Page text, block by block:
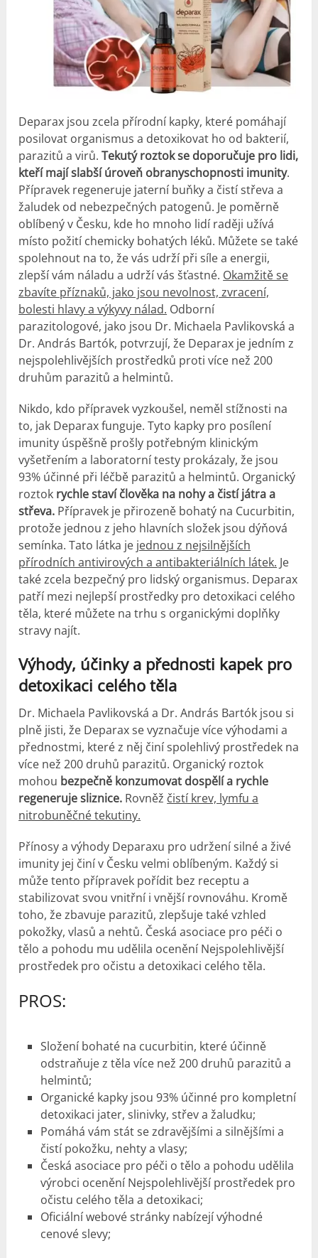
Deparax jsou zcela přírodní kapky, které pomáhají
posilovat organismus a detoxikovat ho od bakterií,
parazitů a virů.Tekutý roztok se doporučuje pro lidi,
kteří mají slabší úroveň obranyschopnosti imunity.
Přípravek regeneruje jaterní buňky a čistí střeva a
žaludek od nebezpečných patogenů. Je poměrně
oblíbený v Česku, kde ho mnoho lidí raději užívá
místo požití chemicky bohatých léků. Můžete se také
spolehnout na to, že vás udrží při síle a energii,
zlepší vám náladu a udrží vás šťastné. Okamžitě se
zbavíte příznaků, jako jsou nevolnost, zvracení,
bolesti hlavy a výkyvy nálad. Odborní
parazitologové, jako jsou Dr. Michaela Pavlikovská a
Dr. András Bartók, potvrzují, že Deparax je jedním z
nejspolehlivějších prostředků proti více než 200
druhům parazitů a helmintů.
Nikdo, kdo přípravek vyzkoušel, neměl stížnosti na
to, jak Deparax funguje. Tyto kapky pro posílení
imunity úspěšně prošly potřebným klinickým
vyšetřením a laboratorní testy prokázaly, že jsou
93% účinné při léčbě parazitů a helmintů. Organický
roztok rychle staví člověka na nohy a čistí játra a
střeva. Přípravek je přirozeně bohatý na Cucurbitin,
protože jednou z jeho hlavních složek jsou dýňová
semínka. Tato látka je jednou z nejsilnějších
přírodních antivirových a antibakteriálních látek. Je
také zcela bezpečný pro lidský organismus. Deparax
patří mezi nejlepší prostředky pro detoxikaci celého
těla, které můžete na trhu s organickými doplňky
stravy najít.
Výhody, účinkya přednosti kapek pro
detoxikaci celého těla
Dr. Michaela Pavlikovská a Dr. András Bartók jsou si
plně jisti, že Deparax se vyznačuje více výhodami a
přednostmi, které z něj činí spolehlivý prostředek na
více než 200 druhů parazitů. Organický roztok
mohou bezpečně konzumovat dospělí a rychle
regeneruje sliznice. Rovněž čistí krev, lymfu a
nitrobuněčné tekutiny.
Přínosy a výhody Deparaxu pro udržení silné a živé
imunity jej činí v Česku velmi oblíbeným. Každý si
může tento přípravek pořídit bez receptu a
stabilizovat svou vnitřní i vnější rovnováhu. Kromě
toho, že zbavuje parazitů, zlepšuje také vzhled
pokožky, vlasů a nehtů. Česká asociace pro péči o
tělo a pohodu mu udělila ocenění Nejspolehlivější
prostředek pro očistu a detoxikaci celého těla.
PROS:
Složení bohaté na cucurbitin, které účinně
odstraňuje z těla více než 200 druhů parazitů a
helmintů;
Organické kapky jsou 93% účinné pro kompletní
detoxikaci jater, slinivky, střev a žaludku;
Pomáhá vám stát se zdravějšími a silnějšími a
čistí pokožku, nehty a vlasy;
Česká asociace pro péči o tělo a pohodu udělila
výrobci ocenění Nejspolehlivější prostředek pro
očistu celého těla a detoxikaci;
Oficiální webové stránky nabízejí výhodné
cenové slevy;